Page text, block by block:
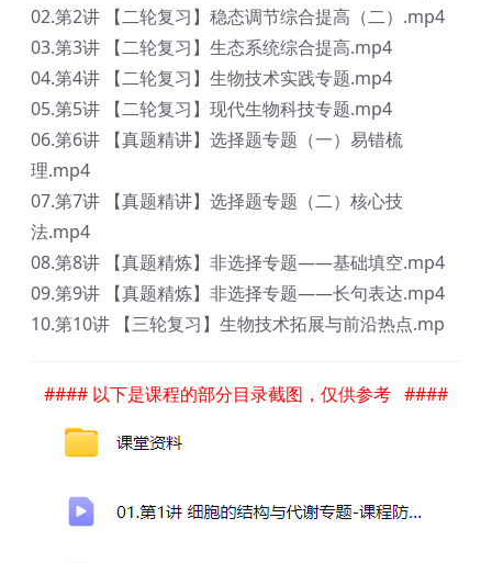
02.第2讲 【二轮复习】稳态调节综合提高（二）.mp4
03.第3讲 【二轮复习】生态系统综合提高.mp4
04.第4讲 【二轮复习】生物技术实践专题.mp4
05.第5讲 【二轮复习】现代生物科技专题.mp4
06.第6讲 【真题精讲】选择题专题（一）易错梳
理.mp4
07.第7讲 【真题精讲】选择题专题（二）核心技
法.mp4
08.第8讲 【真题精炼】非选择专题——基础填空.mp4
09.第9讲 【真题精炼】非选择专题——长句表达.mp4
10.第10讲 【三轮复习】生物技术拓展与前沿热点.mp
#### 以下是课程的部分目录截图，仅供参考 ####